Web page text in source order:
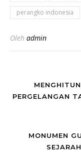
perangko indonesia
Oleh admin
PERGELANGAN
MONUMEN